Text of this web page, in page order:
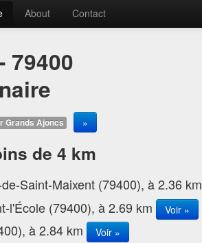
About Contact
79400
Grands Ajoncs »
de 4 km
Saint-Maixent (79400), à 2.36 km
l'École (79400), à 2.69 km Voir »
à 2.84 km Voir »